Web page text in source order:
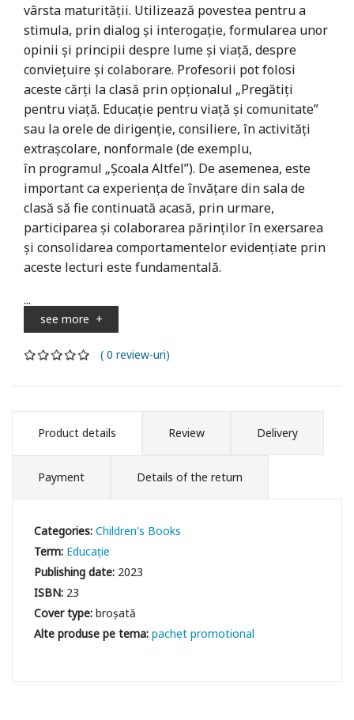
vârsta maturității. Utilizează povestea pentru a
stimula, prin dialog și interogație, formularea unor
opinii și principii despre lume și viață, despre
conviețuire și colaborare. Profesorii pot folosi
aceste cărți la clasă prin opționalul „Pregătiți
pentru viață. Educație pentru viață și comunitate”
sau la orele de dirigenție, consiliere, în activități
extrașcolare, nonformale (de exemplu,
în programul „Școala Altfel”). De asemenea, este
important ca experiența de învățare din sala de
clasă să fie continuată acasă, prin urmare,
participarea și colaborarea părinților în exersarea
și consolidarea comportamentelor evidențiate prin
aceste lecturi este fundamentală.
...
see more +
( 0 review-uri)
Product details Review Delivery
Payment Details of the return
Categories:Children's Books
Term: Educație
Publishing date: 2023
ISBN: 23
Cover type:broșată
pachet promotional